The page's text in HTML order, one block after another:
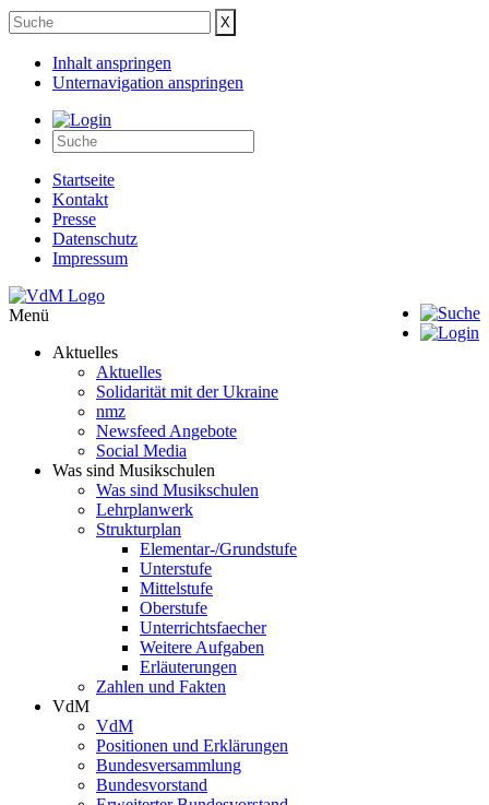
Inhalt anspringen
Unternavigation anspringen
Startseite
Kontakt
Presse
Datenschutz
Impressum
Menü
Aktuelles
Aktuelles
Solidarität mit der Ukraine
nmz
Newsfeed Angebote
Social Media
Was sind Musikschulen
Was sind Musikschulen
Lehrplanwerk
Strukturplan
Elementar-/Grundstufe
Unterstufe
Mittelstufe
Oberstufe
Unterrichtsfaecher
Weitere Aufgaben
Erläuterungen
Zahlen und Fakten
VdM
VdM
Positionen und Erklärungen
Bundesversammlung
Bundesvorstand